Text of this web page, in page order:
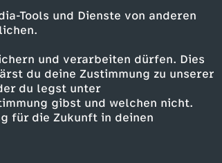
Tools und Dienste von anderen
und verarbeiten dürfen. Dies
du deine Zustimmung zu unserer
du legst unter
gibst und welchen nicht.
für die Zukunft in deinen